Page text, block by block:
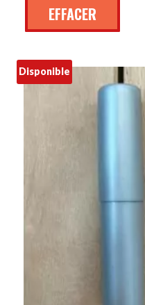
EFFACER
Disponible